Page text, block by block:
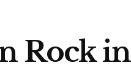
Rock in